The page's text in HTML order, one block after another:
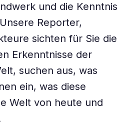
und die Kenntnis
Reporter,
sichten für Sie die
Erkenntnisse der
suchen aus, was
ein, was diese
Welt von heute und